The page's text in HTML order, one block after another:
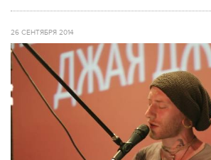
26 СЕНТЯБРЯ 2014